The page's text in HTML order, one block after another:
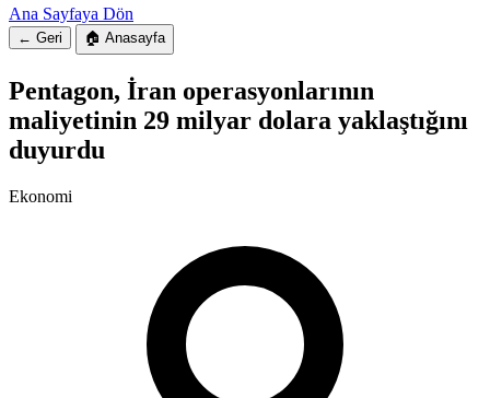
Ana Sayfaya Dön
← Geri 🏠 Anasayfa
Pentagon, İran operasyonlarının
maliyetinin 29 milyar dolara yaklaştığını
duyurdu
Ekonomi